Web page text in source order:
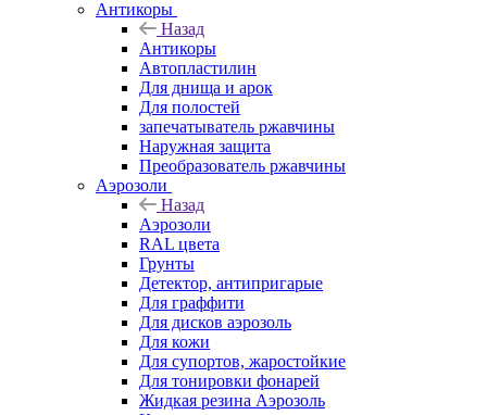
Антикоры
Назад
Антикоры
Автопластилин
Для днища и арок
Для полостей
запечатыватель ржавчины
Наружная защита
Преобразователь ржавчины
Аэрозоли
Назад
Аэрозоли
RAL цвета
Грунты
Детектор, антипригарые
Для граффити
Для дисков аэрозоль
Для кожи
Для супортов, жаростойкие
Для тонировки фонарей
Жидкая резина Аэрозоль